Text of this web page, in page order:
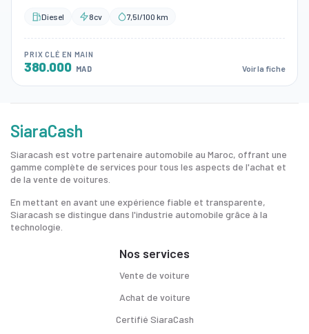
Diesel 8cv 7,5l/100 km
PRIX CLÉ EN MAIN
380.000 MAD Voir la fiche
SiaraCash
Siaracash est votre partenaire automobile au Maroc, offrant une
gamme complète de services pour tous les aspects de l'achat et
de la vente de voitures.
En mettant en avant une expérience fiable et transparente,
Siaracash se distingue dans l'industrie automobile grâce à la
technologie.
Nos services
Vente de voiture
Achat de voiture
Certifié SiaraCash